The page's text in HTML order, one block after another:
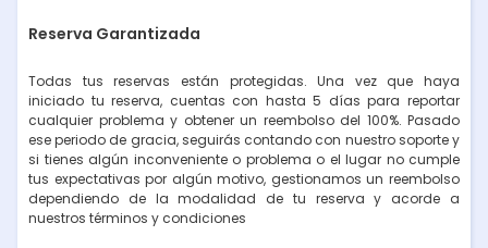
Reserva Garantizada
Todas tus reservas están protegidas. Una vez que haya
iniciado tu reserva, cuentas con hasta 5 días para reportar
cualquier problema y obtener un reembolso del 100%. Pasado
ese periodo de gracia, seguirás contando con nuestro soporte y
si tienes algún inconveniente o problema o el lugar no cumple
tus expectativas por algún motivo, gestionamos un reembolso
dependiendo de la modalidad de tu reserva y acorde a
nuestros términos y condiciones